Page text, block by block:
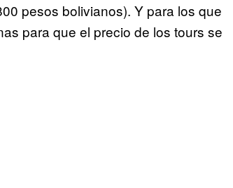
pesos bolivianos). Y para los que
para que el precio de los tours se